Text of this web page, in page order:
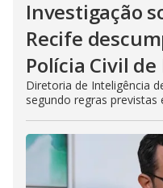
Investigação
Recife
Polícia Civil
Diretoria de Inteligência
segundo regras